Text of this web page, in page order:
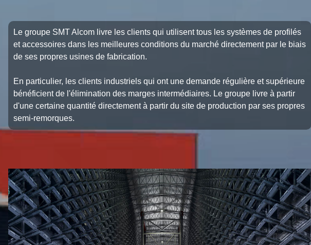
Le groupe SMT Alcom livre les clients qui utilisent tous les systèmes de profilés
et accessoires dans les meilleures conditions du marché directement par le biais
de ses propres usines de fabrication.
En particulier, les clients industriels qui ont une demande régulière et supérieure
bénéficient de l'élimination des marges intermédiaires. Le groupe livre à partir
d'une certaine quantité directement à partir du site de production par ses propres
semi-remorques.